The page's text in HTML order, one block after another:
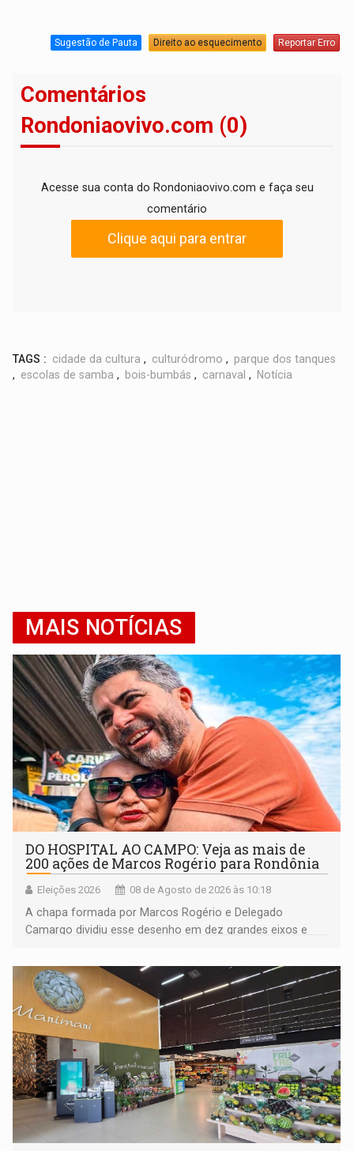
Sugestão de Pauta Direito ao esquecimento Reportar Erro
Comentários
Rondoniaovivo.com (0)
Acesse sua conta do Rondoniaovivo.com e faça seu
comentário
Clique aqui para entrar
TAGS : cidade da cultura , culturódromo , parque dos tanques
, escolas de samba , bois-bumbás , carnaval , Notícia
MAIS NOTÍCIAS
DO HOSPITAL AO CAMPO: Veja as mais de
200 ações de Marcos Rogério para Rondônia
Eleições 2026 08 de Agosto de 2026 às 10:18
A chapa formada por Marcos Rogério e Delegado
Camargo dividiu esse desenho em dez grandes eixos e